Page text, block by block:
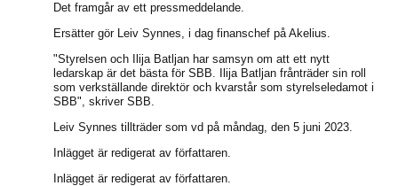
Det framgår av ett pressmeddelande.
Ersätter gör Leiv Synnes, i dag finanschef på Akelius.
"Styrelsen och Ilija Batljan har samsyn om att ett nytt
ledarskap är det bästa för SBB. Ilija Batljan frånträder sin roll
som verkställande direktör och kvarstår som styrelseledamot i
SBB", skriver SBB.
Leiv Synnes tillträder som vd på måndag, den 5 juni 2023.
Inlägget är redigerat av författaren.
Inlägget är redigerat av författaren.